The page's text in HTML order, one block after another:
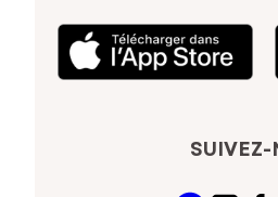
SUIVEZ-